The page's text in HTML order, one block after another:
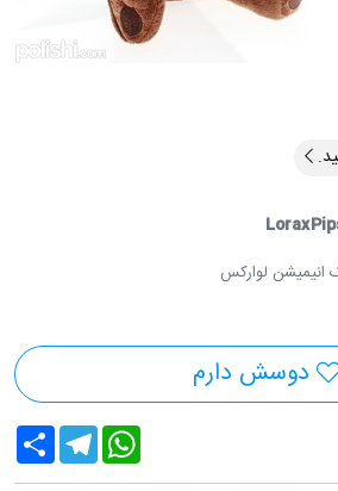
Lorax
لوارکس
دوسش دارم
Share
TelegramWhatsApp